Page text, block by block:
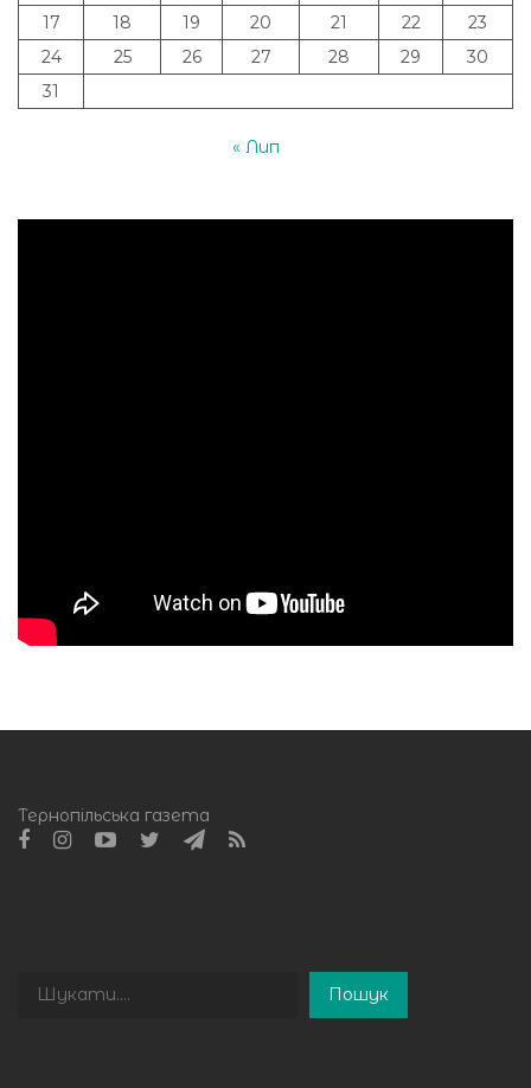
17
18 19 20 21 22
23
24
25 26 27 28 29
30
31
« Лип
Тернопільська газета
Пошук
Пошук